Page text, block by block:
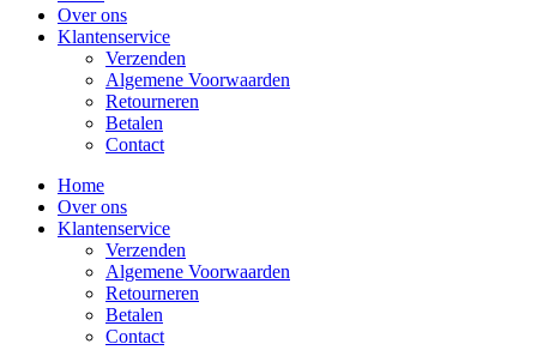
Over ons
Klantenservice
Verzenden
Algemene Voorwaarden
Retourneren
Betalen
Contact
Home
Over ons
Klantenservice
Verzenden
Algemene Voorwaarden
Retourneren
Betalen
Contact